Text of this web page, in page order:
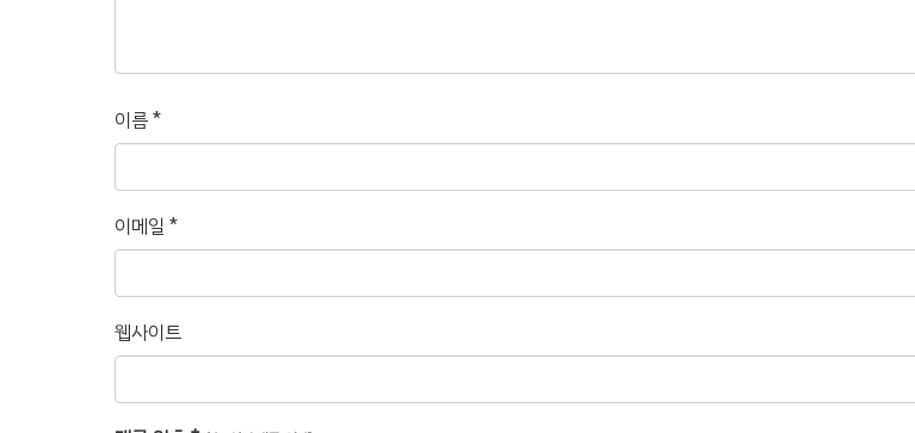
이름*
이메일 *
웹사이트